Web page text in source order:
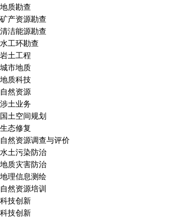
地质勘查
矿产资源勘查
清洁能源勘查
水工环勘查
岩土工程
城市地质
地质科技
自然资源
涉土业务
国土空间规划
生态修复
自然资源调查与评价
水土污染防治
地质灾害防治
地理信息测绘
自然资源培训
科技创新
科技创新